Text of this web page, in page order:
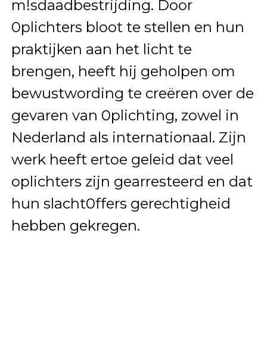
m!sdaadbestrijding. Door
0plichters bloot te stellen en hun
praktijken aan het licht te
brengen, heeft hij geholpen om
bewustwording te creëren over de
gevaren van 0plichting, zowel in
Nederland als internationaal. Zijn
werk heeft ertoe geleid dat veel
oplichters zijn gearresteerd en dat
hun slacht0ffers gerechtigheid
hebben gekregen.